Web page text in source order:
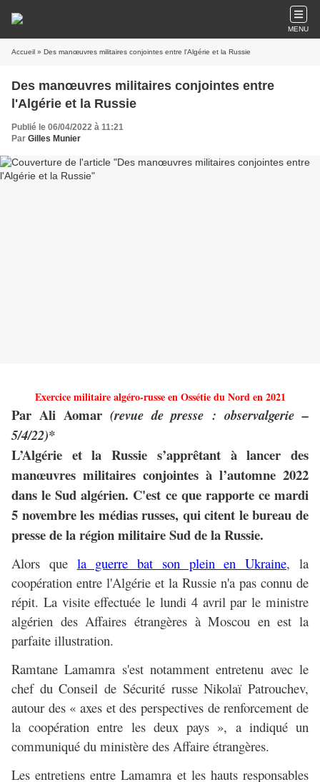
MENU
Accueil » Des manœuvres militaires conjointes entre l'Algérie et la Russie
Des manœuvres militaires conjointes entre
l'Algérie et la Russie
Publié le 06/04/2022 à 11:21
Par Gilles Munier
Exercice militaire algéro-russe en Ossétie du Nord en 2021
Par Ali Aomar (revue de presse : observalgerie –
5/4/22)*
L’Algérie et la Russie s’apprêtant à lancer des
manœuvres militaires conjointes à l’automne 2022
dans le Sud algérien. C'est ce que rapporte ce mardi
5 novembre les médias russes, qui citent le bureau de
presse de la région militaire Sud de la Russie.
Alors que la guerre bat son plein en Ukraine, la
coopération entre l'Algérie et la Russie n'a pas connu de
répit. La visite effectuée le lundi 4 avril par le ministre
algérien des Affaires étrangères à Moscou en est la
parfaite illustration.
Ramtane Lamamra s'est notamment entretenu avec le
chef du Conseil de Sécurité russe Nikolaï Patrouchev,
autour des « axes et des perspectives de renforcement de
la coopération entre les deux pays », a indiqué un
communiqué du ministère des Affaire étrangères.
Les entretiens entre Lamamra et les hauts responsables